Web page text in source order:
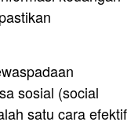
sosial (social
satu cara efektif